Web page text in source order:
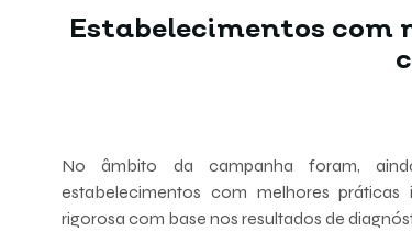
Estabelecimentos com
No âmbito da campanha foram,
estabelecimentos com melhores práticas
rigorosa com base nos resultados de